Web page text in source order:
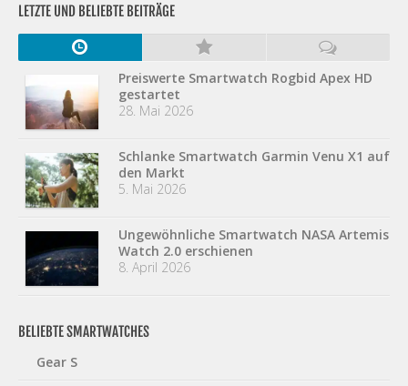
LETZTE UND BELIEBTE BEITRÄGE
Preiswerte Smartwatch Rogbid Apex HD
gestartet
28. Mai 2026
Schlanke Smartwatch Garmin Venu X1 auf
den Markt
5. Mai 2026
Ungewöhnliche Smartwatch NASA Artemis
Watch 2.0 erschienen
8. April 2026
BELIEBTE SMARTWATCHES
Gear S